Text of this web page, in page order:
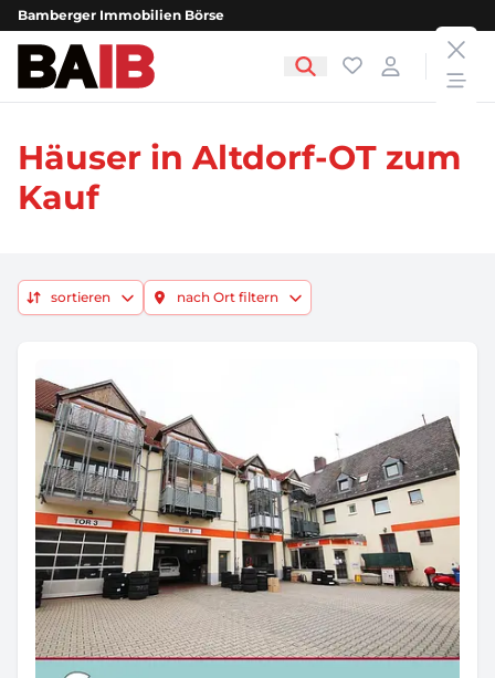
Bamberger Immobilien Börse
Bamberger Immobilien Börse Favoriten
Login
Häuser in Altdorf-OT zum
Kauf
sortieren nach Ort filtern